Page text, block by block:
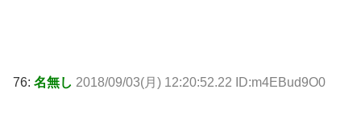
76: 名無し 2018/09/03(月) 12:20:52.22 ID:m4EBud9O0